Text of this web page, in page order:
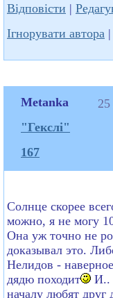
Відповісти |
Ігнорувати автора |
Metanka
"Гекслі"
167
Солнце скорее
можно, я не могу
Она уж точно не
доказывал это.
Нелидов -
дядю походит
И..
началу любят